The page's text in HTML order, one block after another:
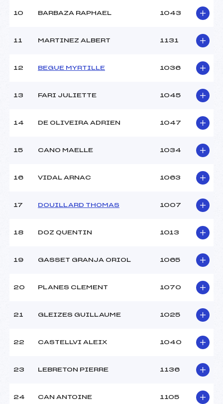
10 BARBAZA RAPHAEL 1043
11 MARTINEZ ALBERT 1131
12 BEGUE MYRTILLE 1036
13 FARI JULIETTE 1045
14 DE OLIVEIRA ADRIEN 1047
15 CANO MAELLE 1034
16 VIDAL ARNAC 1063
17 DOUILLARD THOMAS 1007
18 DOZ QUENTIN 1013
19 GASSET GRANJA ORIOL 1065
20 PLANES CLEMENT 1070
21 GLEIZES GUILLAUME 1025
22 CASTELLVI ALEIX 1040
23 LEBRETON PIERRE 1136
24 CAN ANTOINE 1105